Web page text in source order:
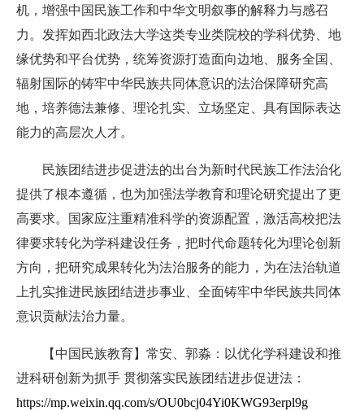
机，增强中国民族工作和中华文明叙事的解释力与感召
力。发挥如西北政法大学这类专业类院校的学科优势、地
缘优势和平台优势，统筹资源打造面向边地、服务全国、
辐射国际的铸牢中华民族共同体意识的法治保障研究高
地，培养德法兼修、理论扎实、立场坚定、具有国际表达
能力的高层次人才。
民族团结进步促进法的出台为新时代民族工作法治化
提供了根本遵循，也为加强法学教育和理论研究提出了更
高要求。国家应注重精准科学的资源配置，激活高校把法
律要求转化为学科建设任务，把时代命题转化为理论创新
方向，把研究成果转化为法治服务的能力，为在法治轨道
上扎实推进民族团结进步事业、全面铸牢中华民族共同体
意识贡献法治力量。
【中国民族教育】常安、郭淼：以优化学科建设和推
进科研创新为抓手 贯彻落实民族团结进步促进法：
https://mp.weixin.qq.com/s/OU0bcj04Yi0KWG93erpl9g